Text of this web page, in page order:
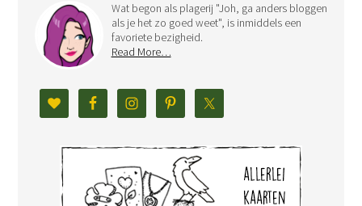
Wat begon als plagerij "Joh, ga anders bloggen
als je het zo goed weet", is inmiddels een
favoriete bezigheid.
Read More…